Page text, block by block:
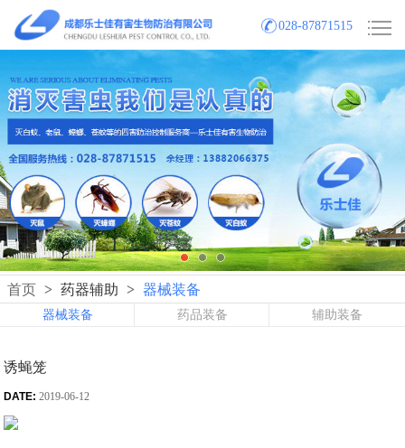
028-87871515
首页 > 药器辅助 > 器械装备
器械装备 药品装备 辅助装备
诱蝇笼
DATE: 2019-06-12